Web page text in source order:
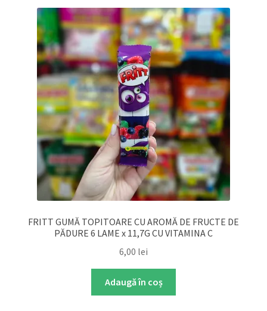
FRITT GUMĂ TOPITOARE CU AROMĂ DE FRUCTE DE
PĂDURE 6 LAME x 11,7G CU VITAMINA C
6,00 lei
Adaugă în coș